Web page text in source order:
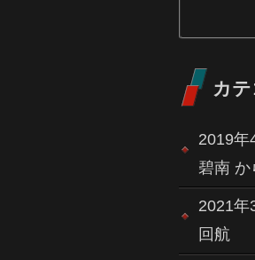
カ
2019
碧南 か
2021
回航